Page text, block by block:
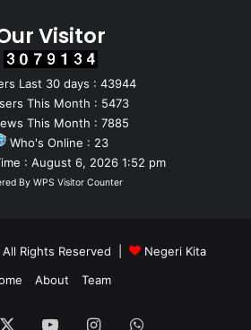
Visitor
Last 30 days : 43944
This Month : 5473
This Month : 7885
Who's Online : 23
: August 6, 2026 1:52 pm
By WPS Visitor Counter
Rights Reserved |
Negeri Kita
About Team
YouTubeInstagramWhatsApp